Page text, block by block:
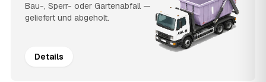
Bau-, Sperr- oder Gartenabfall —
geliefert und abgeholt.
Details